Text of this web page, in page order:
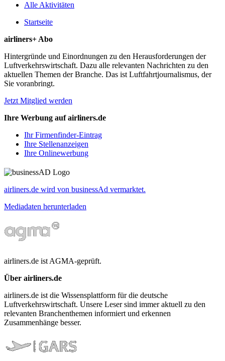
Alle Aktivitäten
Startseite
airliners+ Abo
Hintergründe und Einordnungen zu den Herausforderungen der
Luftverkehrswirtschaft. Dazu alle relevanten Nachrichten zu den
aktuellen Themen der Branche. Das ist Luftfahrtjournalismus, der
Sie voranbringt.
Jetzt Mitglied werden
Ihre Werbung auf airliners.de
Ihr Firmenfinder-Eintrag
Ihre Stellenanzeigen
Ihre Onlinewerbung
airliners.de wird von businessAd vermarktet.
Mediadaten herunterladen
airliners.de ist AGMA-geprüft.
Über airliners.de
airliners.de ist die Wissensplattform für die deutsche
Luftverkehrswirtschaft. Unsere Leser sind immer aktuell zu den
relevanten Branchenthemen informiert und erkennen
Zusammenhänge besser.